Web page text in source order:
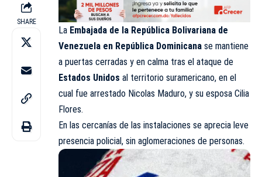
SHARE
La Embajada de la República Bolivariana de
Venezuela en República Dominicana se mantiene
a puertas cerradas y en calma tras el ataque de
Estados Unidos al territorio suramericano, en el
cual fue arrestado Nicolas Maduro, y su esposa Cilia
Flores.
En las cercanías de las instalaciones se aprecia leve
presencia policial, sin aglomeraciones de personas.